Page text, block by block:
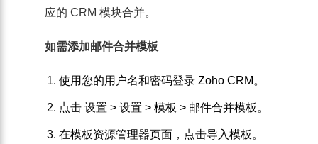
应的 CRM 模块合并。
如需添加邮件合并模板
使用您的用户名和密码登录 Zoho CRM。
点击设置 > 设置 > 模板 > 邮件合并模板 。
在模板资源管理器页面，点击导入模板 。